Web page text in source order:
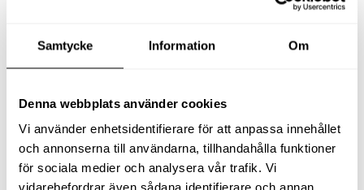
Samtycke Information Om
Denna webbplats använder cookies
Vi använder enhetsidentifierare för att anpassa innehållet
och annonserna till användarna, tillhandahålla funktioner
för sociala medier och analysera vår trafik. Vi
vidarebefordrar även sådana identifierare och annan
Alla produkter
Slangfäste
Textil- & Våtdammsugare
Tillbehör Textil- & våtdammsugare
Adaptrar
Dammsugare